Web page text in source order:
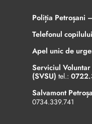
Poliția Petroșani
Telefonul
Apel unic de
Serviciul
(SVSU) tel.:
Salvamont
0734.339.741